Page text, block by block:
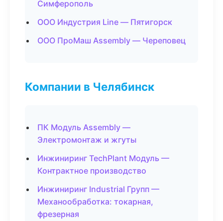
Симферополь
ООО Индустрия Line — Пятигорск
ООО ПроМаш Assembly — Череповец
Компании в Челябинск
ПК Модуль Assembly —
Электромонтаж и жгуты
Инжиниринг TechPlant Модуль —
Контрактное производство
Инжиниринг Industrial Групп —
Механообработка: токарная,
фрезерная